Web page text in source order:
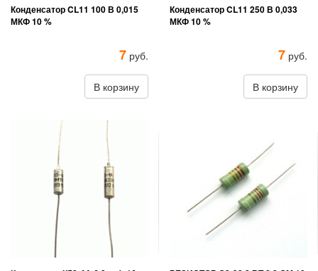
Конденсатор CL11 100 В 0,015
МКФ 10 %
7 руб.
В корзину
Конденсатор CL11 250 В 0,033
МКФ 10 %
7 руб.
В корзину